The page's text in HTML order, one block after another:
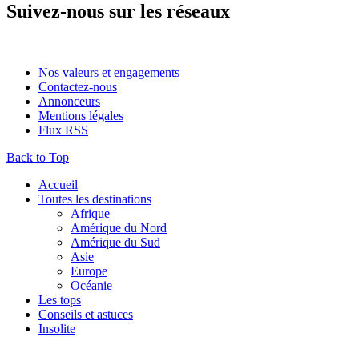
Suivez-nous sur les réseaux
Nos valeurs et engagements
Contactez-nous
Annonceurs
Mentions légales
Flux RSS
Back to Top
Accueil
Toutes les destinations
Afrique
Amérique du Nord
Amérique du Sud
Asie
Europe
Océanie
Les tops
Conseils et astuces
Insolite